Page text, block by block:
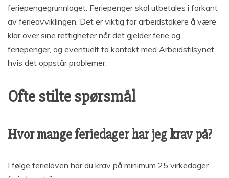
feriepengegrunnlaget. Feriepenger skal utbetales i forkant
av ferieavviklingen. Det er viktig for arbeidstakere å være
klar over sine rettigheter når det gjelder ferie og
feriepenger, og eventuelt ta kontakt med Arbeidstilsynet
hvis det oppstår problemer.
Ofte stilte spørsmål
Hvor mange feriedager har jeg krav på?
I følge ferieloven har du krav på minimum 25 virkedager